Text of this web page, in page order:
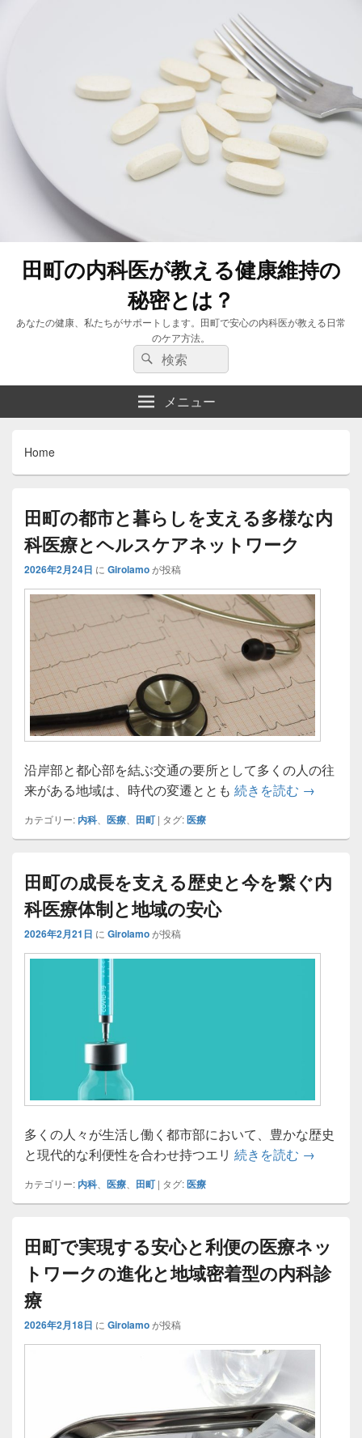
田町の内科医が教える健康維持の
秘密とは？
あなたの健康、私たちがサポートします。田町で安心の内科医が教える日常
のケア方法。
検
索:
検
索
メニュー
Home
田町の都市と暮らしを支える多様な内
科医療とヘルスケアネットワーク
2026年2月24日 に Girolamoが投稿
沿岸部と都心部を結ぶ交通の要所として多くの人の往
来がある地域は、時代の変遷ととも 続きを読む 田町の都
→
カテゴリー: 内科、 医療 田町 | タグ:医療
田町の成長を支える歴史と今を繋ぐ内
科医療体制と地域の安心
2026年2月21日 に Girolamoが投稿
多くの人々が生活し働く都市部において、豊かな歴史
と現代的な利便性を合わせ持つエリ 続きを読む 田町の成
→
カテゴリー: 内科、 医療、 田町 | タグ:医療
田町で実現する安心と利便の医療ネッ
トワークの進化と地域密着型の内科診
療
2026年2月18日 に Girolamoが投稿